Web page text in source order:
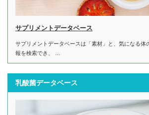
サプリメントデータベース
サプリメントデータベースは「素材」と、気になる体
報を検索でき、 …
乳酸菌データベース